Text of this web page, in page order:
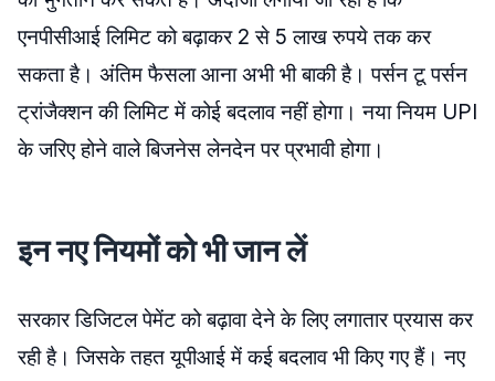
एनपीसीआई लिमिट को बढ़ाकर 2 से 5 लाख रुपये तक कर
सकता है। अंतिम फैसला आना अभी भी बाकी है। पर्सन टू पर्सन
ट्रांजैक्शन की लिमिट में कोई बदलाव नहीं होगा। नया नियम UPI
के जरिए होने वाले बिजनेस लेनदेन पर प्रभावी होगा।
इन नए नियमों को भी जान लें
सरकार डिजिटल पेमेंट को बढ़ावा देने के लिए लगातार प्रयास कर
रही है। जिसके तहत यूपीआई में कई बदलाव भी किए गए हैं। नए